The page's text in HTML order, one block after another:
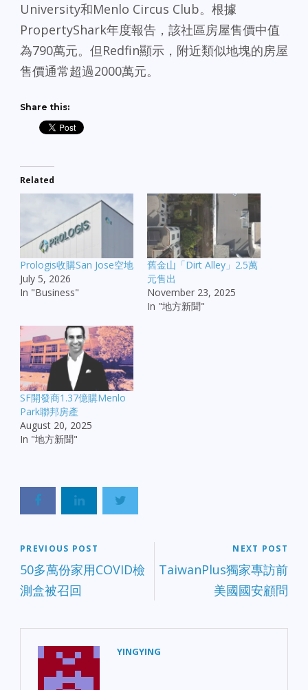
University和Menlo Circus Club。根據
PropertyShark年度報告，該社區房屋售價中值
為790萬元。但Redfin顯示，附近類似地塊的房屋
售價通常超過2000萬元。
Share this:
Related
Prologis收購San Jose空地
July 5, 2026
In "Business"
舊金山「Dirt Alley」2.5萬
元售出
November 23, 2025
In "地方新聞"
SF開發商1.37億購Menlo
Park聯邦房產
August 20, 2025
In "地方新聞"
PREVIOUS POST
50多萬份家用COVID檢
測盒被召回
NEXT POST
TaiwanPlus獨家專訪前
美國國安顧問
YINGYING